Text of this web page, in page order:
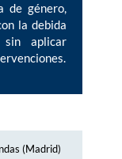
de género,
la debida
sin aplicar
(Madrid)